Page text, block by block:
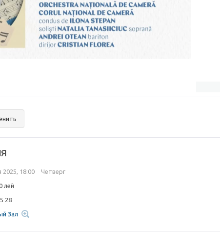
2025, 18:00 Четверг
лей
28
Зал